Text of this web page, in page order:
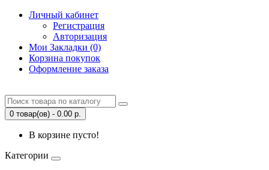
Личный кабинет
Регистрация
Авторизация
Мои Закладки (0)
Корзина покупок
Оформление заказа
0 товар(ов) - 0.00 р.
В корзине пусто!
Категории